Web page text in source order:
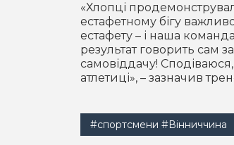
«Хлопці
естафетному бігу
естафету – і наша
результат говорить сам
самовіддачу!
атлетиці», – зазначив
#спортсмени #Вінниччина